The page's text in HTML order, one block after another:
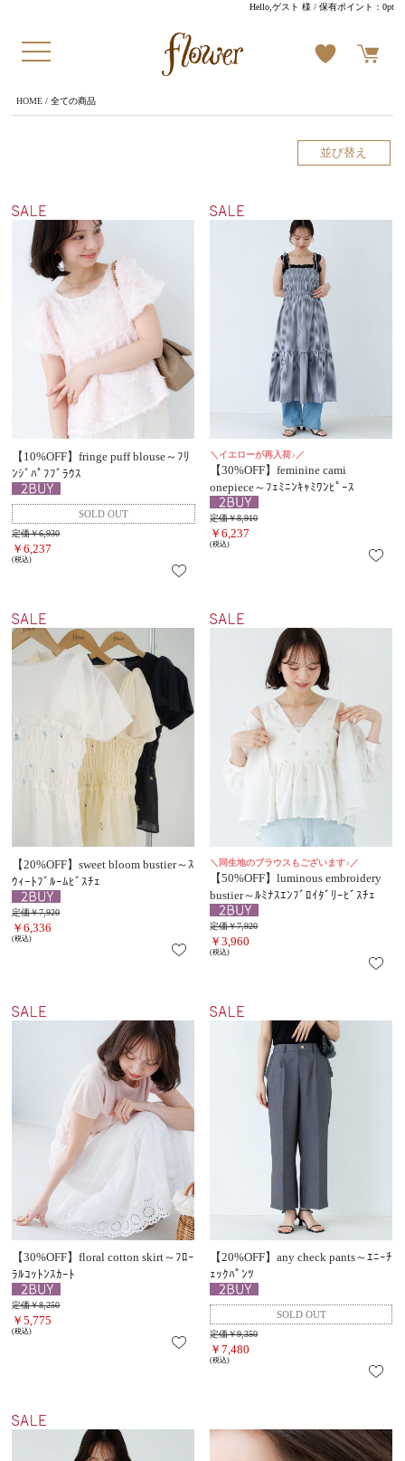
Hello,ゲスト 様 / 保有ポイント：0pt
HOME/ 全ての商品
並び替え
【10%OFF】fringe puff blouse～ﾌﾘ
ﾝｼﾞﾊﾟﾌﾌﾞﾗｳｽ
定価￥6,930
￥6,237
(税込)
＼イエローが再入荷♪／
【30%OFF】feminine cami
onepiece～ﾌｪﾐﾆﾝｷｬﾐﾜﾝﾋﾟｰｽ
定価￥8,910
￥6,237
(税込)
【20%OFF】sweet bloom bustier～ｽ
ｳｨｰﾄﾌﾞﾙｰﾑﾋﾞｽﾁｪ
定価￥7,920
￥6,336
(税込)
＼同生地のブラウスもございます♪／
【50%OFF】luminous embroidery
bustier～ﾙﾐﾅｽｴﾝﾌﾞﾛｲﾀﾞﾘｰﾋﾞｽﾁｪ
定価￥7,920
￥3,960
(税込)
【30%OFF】floral cotton skirt～ﾌﾛｰ
ﾗﾙｺｯﾄﾝｽｶｰﾄ
定価￥8,250
￥5,775
(税込)
【20%OFF】any check pants～ｴﾆｰﾁ
ｪｯｸﾊﾟﾝﾂ
定価￥9,350
￥7,480
(税込)